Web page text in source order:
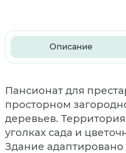
Описание
Пансионат для
просторном
деревьев.
уголках сада и
Здание